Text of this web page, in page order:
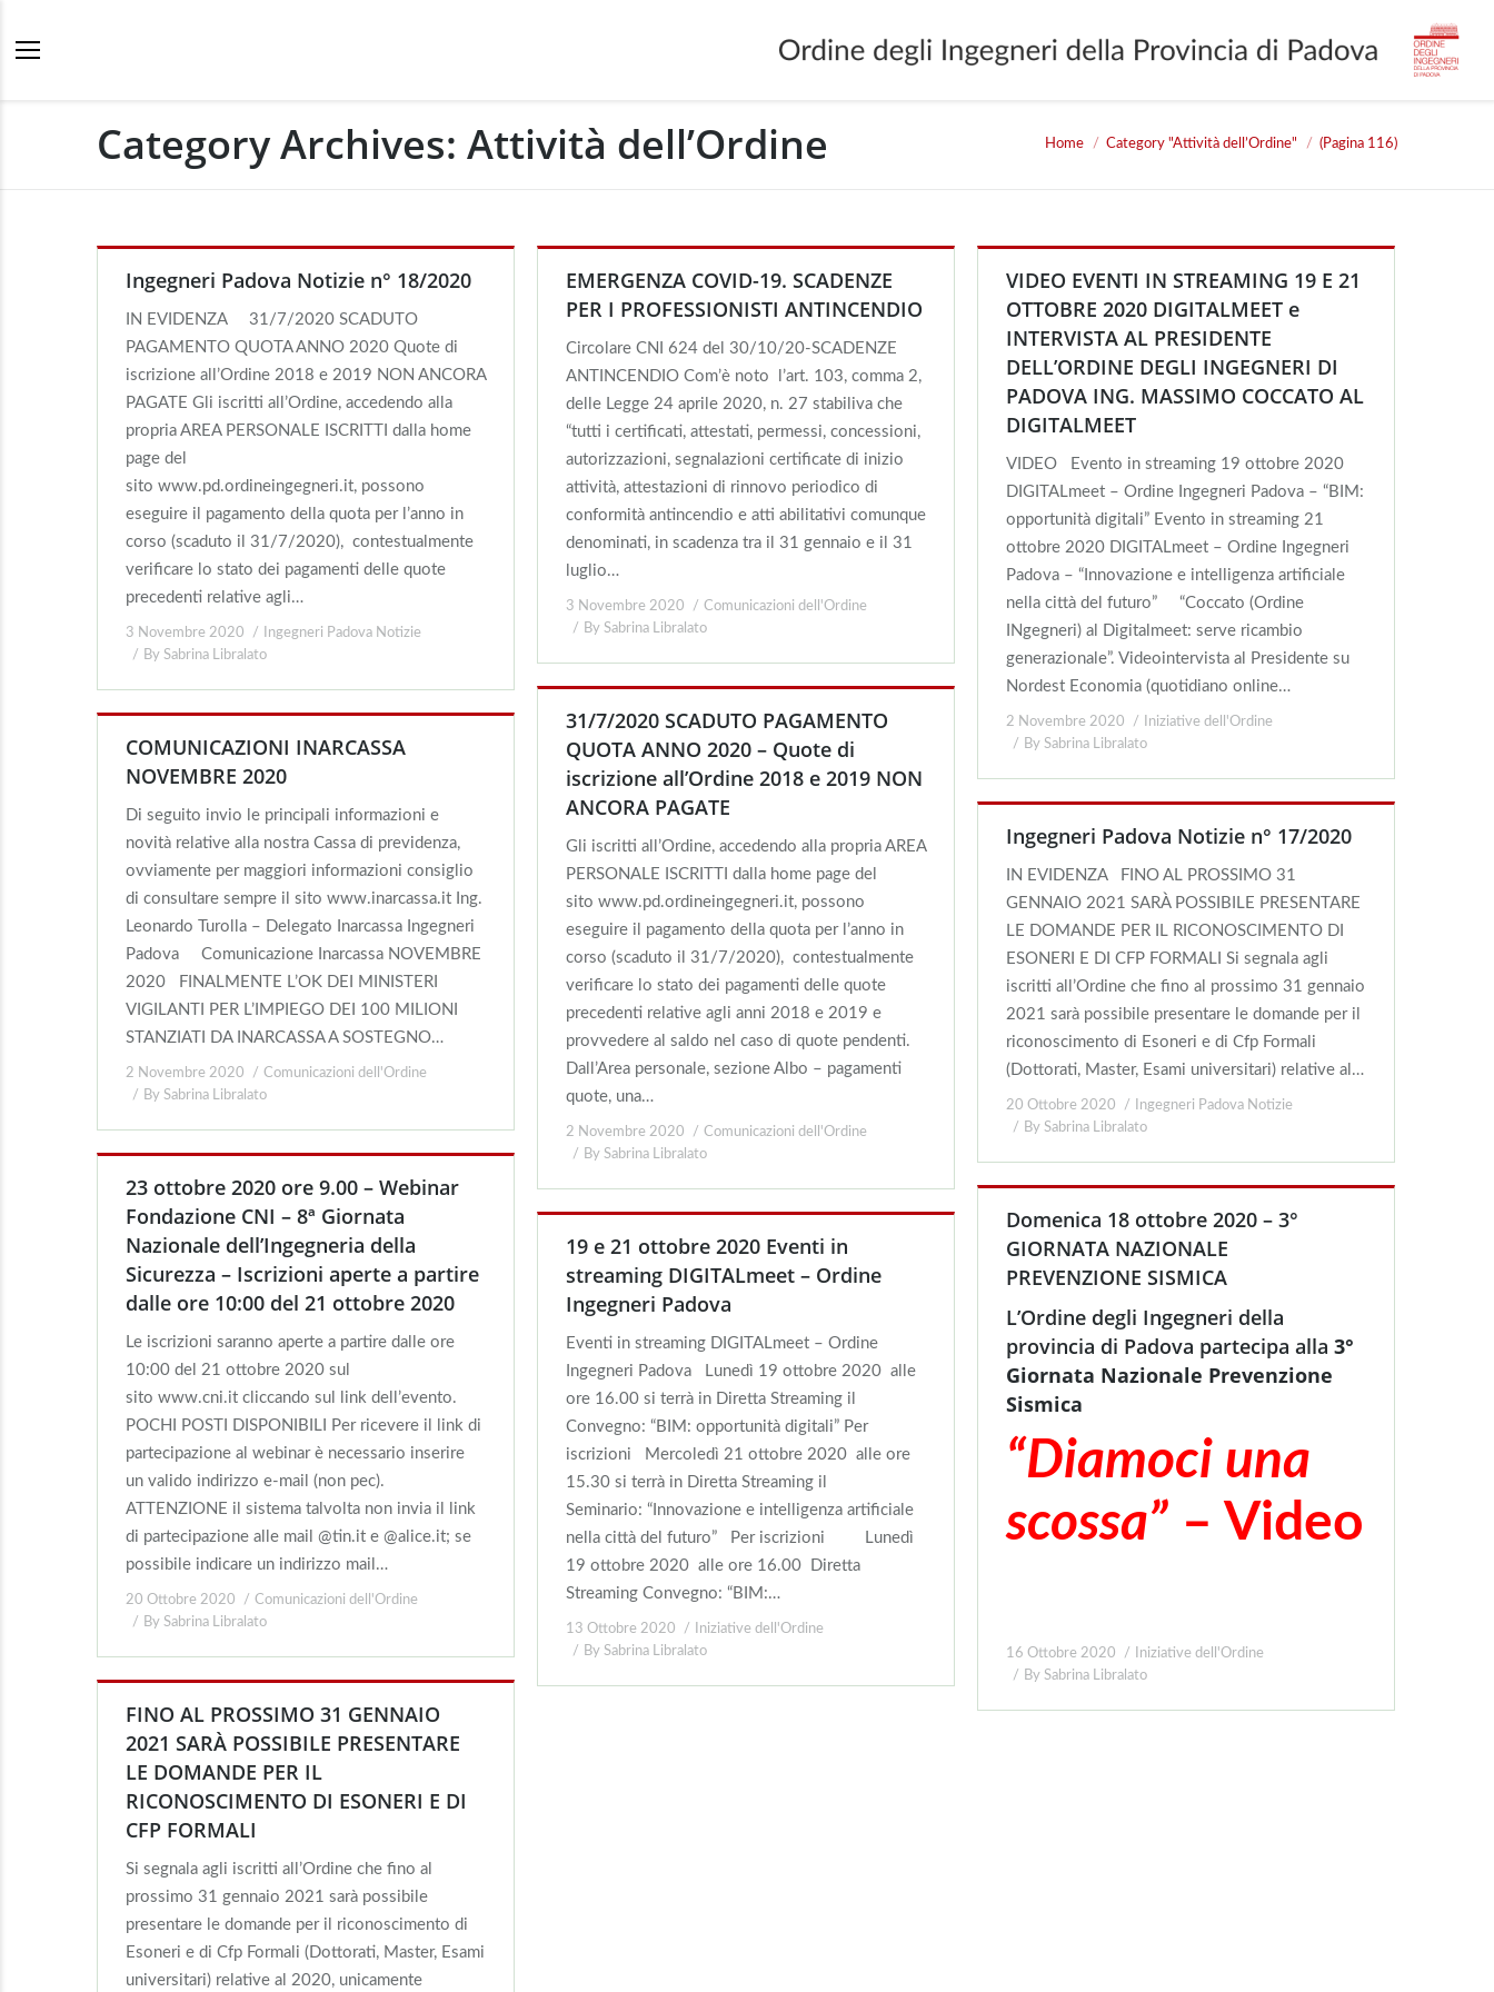
Category Archives: Attività dell’Ordine You are here:Home Category "Attività dell’Ordine" (Pagina 116)
Ingegneri Padova Notizie n° 18/2020
IN EVIDENZA 31/7/2020 SCADUTO
PAGAMENTO QUOTA ANNO 2020 Quote di
iscrizione all’Ordine 2018 e 2019 NON ANCORA
PAGATE Gli iscritti all’Ordine, accedendo alla
propria AREA PERSONALE ISCRITTI dalla home
page del
sito www.pd.ordineingegneri.it, possono
eseguire il pagamento della quota per l’anno in
corso (scaduto il 31/7/2020), contestualmente
verificare lo stato dei pagamenti delle quote
precedenti relative agli…
3 Novembre 2020
Ingegneri Padova Notizie
By Sabrina Libralato
EMERGENZA COVID-19. SCADENZE
PER I PROFESSIONISTI ANTINCENDIO
Circolare CNI 624 del 30/10/20-SCADENZE
ANTINCENDIO Com’è noto l’art. 103, comma 2,
delle Legge 24 aprile 2020, n. 27 stabiliva che
“tutti i certificati, attestati, permessi, concessioni,
autorizzazioni, segnalazioni certificate di inizio
attività, attestazioni di rinnovo periodico di
conformità antincendio e atti abilitativi comunque
denominati, in scadenza tra il 31 gennaio e il 31
luglio…
3 Novembre 2020
Comunicazioni dell'Ordine
By Sabrina Libralato
VIDEO EVENTI IN STREAMING 19 E 21
OTTOBRE 2020 DIGITALMEET e
INTERVISTA AL PRESIDENTE
DELL’ORDINE DEGLI INGEGNERI DI
PADOVA ING. MASSIMO COCCATO AL
DIGITALMEET
VIDEO Evento in streaming 19 ottobre 2020
DIGITALmeet – Ordine Ingegneri Padova – “BIM:
opportunità digitali” Evento in streaming 21
ottobre 2020 DIGITALmeet – Ordine Ingegneri
Padova – “Innovazione e intelligenza artificiale
nella città del futuro” “Coccato (Ordine
INgegneri) al Digitalmeet: serve ricambio
generazionale”. Videointervista al Presidente su
Nordest Economia (quotidiano online…
2 Novembre 2020
Iniziative dell'Ordine
By Sabrina Libralato
31/7/2020 SCADUTO PAGAMENTO
QUOTA ANNO 2020 – Quote di
iscrizione all’Ordine 2018 e 2019 NON
ANCORA PAGATE
Gli iscritti all’Ordine, accedendo alla propria AREA
PERSONALE ISCRITTI dalla home page del
sito www.pd.ordineingegneri.it, possono
eseguire il pagamento della quota per l’anno in
corso (scaduto il 31/7/2020), contestualmente
verificare lo stato dei pagamenti delle quote
precedenti relative agli anni 2018 e 2019 e
provvedere al saldo nel caso di quote pendenti.
Dall’Area personale, sezione Albo – pagamenti
quote, una…
2 Novembre 2020
Comunicazioni dell'Ordine
By Sabrina Libralato
COMUNICAZIONI INARCASSA
NOVEMBRE 2020
Di seguito invio le principali informazioni e
novità relative alla nostra Cassa di previdenza,
ovviamente per maggiori informazioni consiglio
di consultare sempre il sito www.inarcassa.it Ing.
Leonardo Turolla – Delegato Inarcassa Ingegneri
Padova Comunicazione Inarcassa NOVEMBRE
2020 FINALMENTE L’OK DEI MINISTERI
VIGILANTI PER L’IMPIEGO DEI 100 MILIONI
STANZIATI DA INARCASSA A SOSTEGNO…
2 Novembre 2020
Comunicazioni dell'Ordine
By Sabrina Libralato
Ingegneri Padova Notizie n° 17/2020
IN EVIDENZA FINO AL PROSSIMO 31
GENNAIO 2021 SARÀ POSSIBILE PRESENTARE
LE DOMANDE PER IL RICONOSCIMENTO DI
ESONERI E DI CFP FORMALI Si segnala agli
iscritti all’Ordine che fino al prossimo 31 gennaio
2021 sarà possibile presentare le domande per il
riconoscimento di Esoneri e di Cfp Formali
(Dottorati, Master, Esami universitari) relative al…
20 Ottobre 2020
Ingegneri Padova Notizie
By Sabrina Libralato
23 ottobre 2020 ore 9.00 – Webinar
Fondazione CNI – 8ª Giornata
Nazionale dell’Ingegneria della
Sicurezza – Iscrizioni aperte a partire
dalle ore 10:00 del 21 ottobre 2020
Le iscrizioni saranno aperte a partire dalle ore
10:00 del 21 ottobre 2020 sul
sito www.cni.it cliccando sul link dell’evento.
POCHI POSTI DISPONIBILI Per ricevere il link di
partecipazione al webinar è necessario inserire
un valido indirizzo e-mail (non pec).
ATTENZIONE il sistema talvolta non invia il link
di partecipazione alle mail @tin.it e @alice.it; se
possibile indicare un indirizzo mail…
20 Ottobre 2020
Comunicazioni dell'Ordine
By Sabrina Libralato
Domenica 18 ottobre 2020 – 3°
GIORNATA NAZIONALE
PREVENZIONE SISMICA
L’Ordine degli Ingegneri della
provincia di Padova partecipa alla 3°
Giornata Nazionale Prevenzione
Sismica
“Diamoci una
scossa” – Video
16 Ottobre 2020
Iniziative dell'Ordine
By Sabrina Libralato
19 e 21 ottobre 2020 Eventi in
streaming DIGITALmeet – Ordine
Ingegneri Padova
Eventi in streaming DIGITALmeet – Ordine
Ingegneri Padova Lunedì 19 ottobre 2020 alle
ore 16.00 si terrà in Diretta Streaming il
Convegno: “BIM: opportunità digitali” Per
iscrizioni Mercoledì 21 ottobre 2020 alle ore
15.30 si terrà in Diretta Streaming il
Seminario: “Innovazione e intelligenza artificiale
nella città del futuro” Per iscrizioni Lunedì
19 ottobre 2020 alle ore 16.00 Diretta
Streaming Convegno: “BIM:…
13 Ottobre 2020
Iniziative dell'Ordine
By Sabrina Libralato
FINO AL PROSSIMO 31 GENNAIO
2021 SARÀ POSSIBILE PRESENTARE
LE DOMANDE PER IL
RICONOSCIMENTO DI ESONERI E DI
CFP FORMALI
Si segnala agli iscritti all’Ordine che fino al
prossimo 31 gennaio 2021 sarà possibile
presentare le domande per il riconoscimento di
Esoneri e di Cfp Formali (Dottorati, Master, Esami
universitari) relative al 2020, unicamente